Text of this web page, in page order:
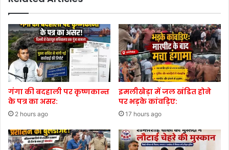
गंगा की बदहाली पर कृष्णकान्त
के पत्र का असर:
2 hours ago
इमलीखेड़ा में जल खंडित होने
पर भड़के कांवड़िए:
17 hours ago